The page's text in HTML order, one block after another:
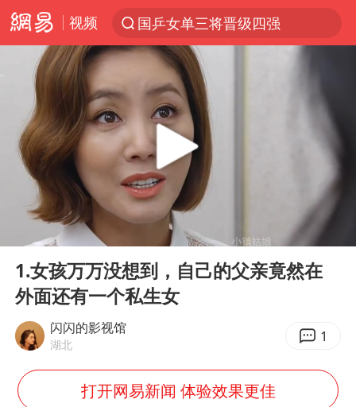
视频
国乒女单三将晋级四强
光影经济撬动暑期消费新蓝海
微信又有新功能，你可以“撤回”你的撤回了！
浙江上海等地有大雨或暴雨
情侣平潭拍日出坠崖1死1伤
西湖突现狂风暴雨 游客瞬间被浇透
白海豚将正面袭击贯穿浙江
《欢迎来龙餐馆》口碑
杭州全市有序停课
Play
00:00 16:26
1.女孩万万没想到，自己的父亲竟然在
外面还有一个私生女
闪闪的影视馆
湖北 1
打开网易新闻 体验效果更佳